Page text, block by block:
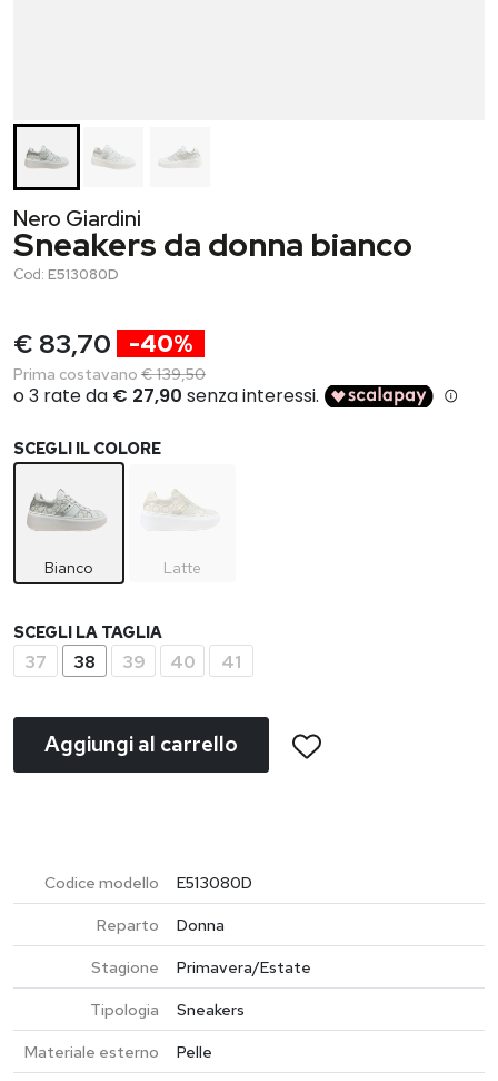
Nero Giardini
Sneakers da donna bianco
Cod: E513080D
€ 83,70 -40%
Prima costavano € 139,50
SCEGLI IL COLORE
Bianco Latte
SCEGLI LA TAGLIA
37 38 39 40 41
Aggiungi al carrello
Codice modello
E513080D
Reparto
Donna
Stagione
Primavera/Estate
Tipologia
Sneakers
Materiale esterno
Pelle